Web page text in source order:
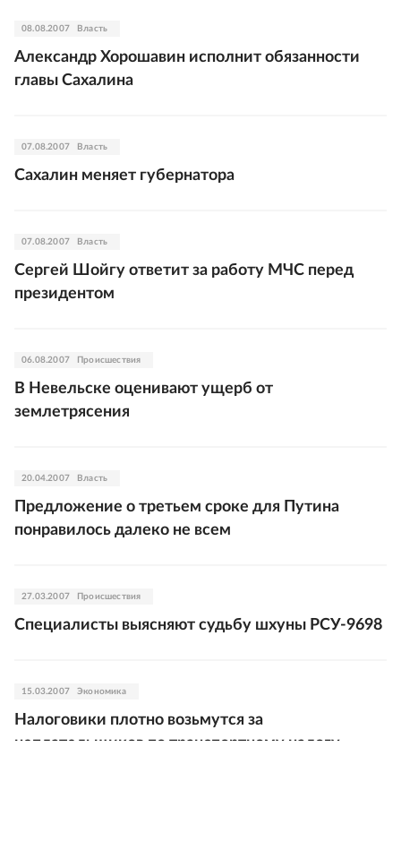
08.08.2007 Власть
Александр Хорошавин исполнит обязанности
главы Сахалина
07.08.2007 Власть
Сахалин меняет губернатора
07.08.2007 Власть
Сергей Шойгу ответит за работу МЧС перед
президентом
06.08.2007 Происшествия
В Невельске оценивают ущерб от
землетрясения
20.04.2007 Власть
Предложение о третьем сроке для Путина
понравилось далеко не всем
27.03.2007 Происшествия
Специалисты выясняют судьбу шхуны РСУ-9698
15.03.2007 Экономика
Налоговики плотно возьмутся за
неплательщиков по транспортному налогу